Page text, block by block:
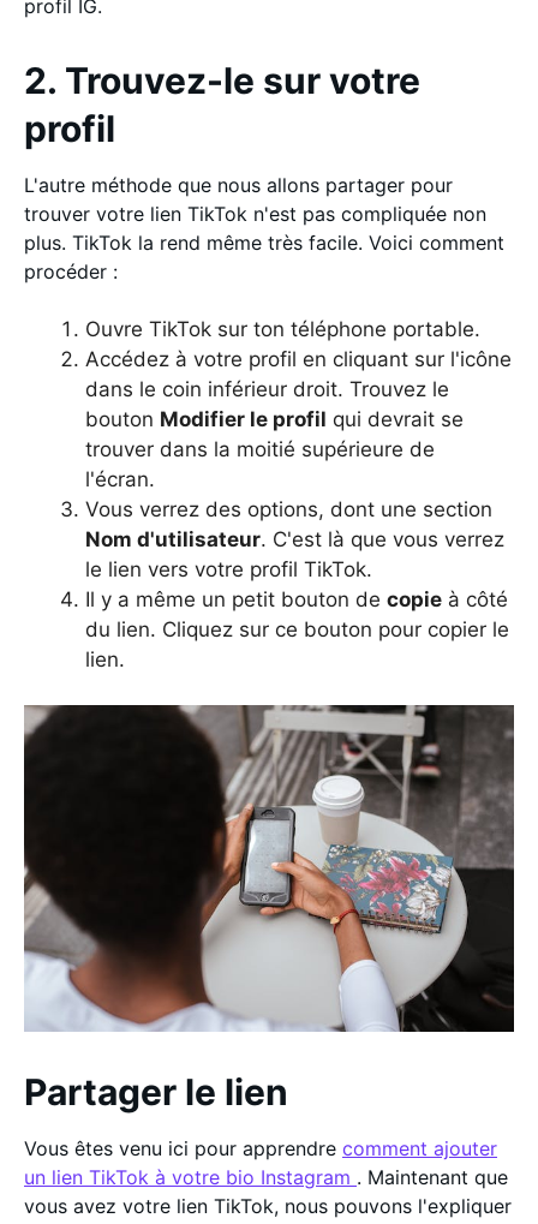
profil IG.
2. Trouvez-le sur votre
profil
L'autre méthode que nous allons partager pour
trouver votre lien TikTok n'est pas compliquée non
plus. TikTok la rend même très facile. Voici comment
procéder :
Ouvre TikTok sur ton téléphone portable.
Accédez à votre profil en cliquant sur l'icône
dans le coin inférieur droit. Trouvez le
bouton Modifier le profil qui devrait se
trouver dans la moitié supérieure de
l'écran.
Vous verrez des options, dont une section
Nom d'utilisateur. C'est là que vous verrez
le lien vers votre profil TikTok.
Il y a même un petit bouton de copie à côté
du lien. Cliquez sur ce bouton pour copier le
lien.
Partager le lien
Vous êtes venu ici pour apprendre comment ajouter
un lien TikTok à votre bio Instagram . Maintenant que
vous avez votre lien TikTok, nous pouvons l'expliquer